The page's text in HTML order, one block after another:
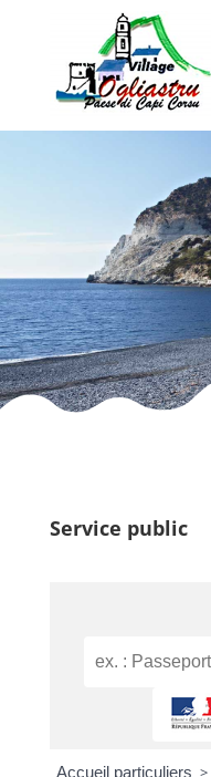
Service public
Accueil particuliers >